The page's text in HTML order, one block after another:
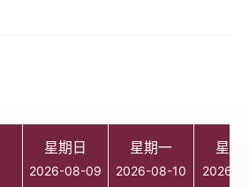
星期日
2026-08-09
星期一
2026-08-10
星期
2026-